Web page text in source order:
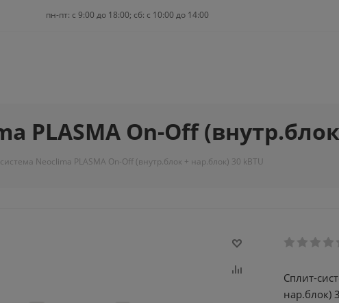
пн-пт: c 9:00 до 18:00; сб: с 10:00 до 14:00
PLASMA On-Off
Neoclima PLASMA On-Off (внутр.блок + нар.блок) 30 kBTU
Сплит-
нар.блок)